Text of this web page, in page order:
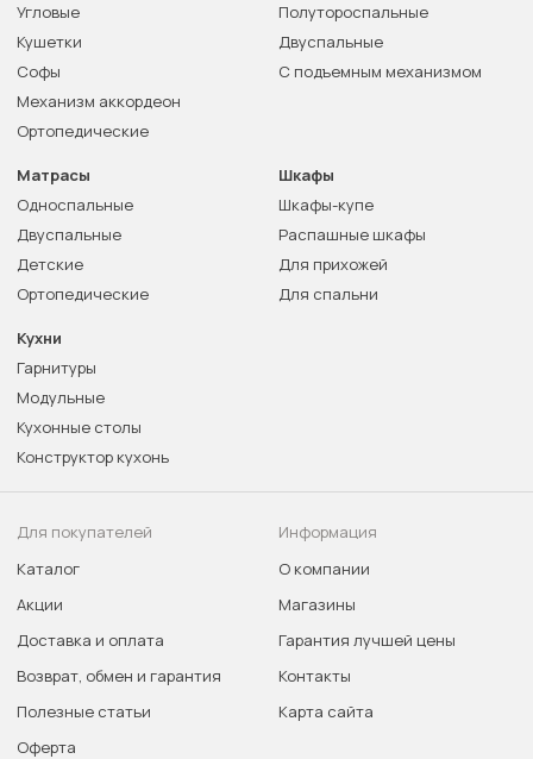
Угловые
Кушетки
Софы
Механизм аккордеон
Ортопедические
Полутороспальные
Двуспальные
С подъемным механизмом
Матрасы
Односпальные
Двуспальные
Детские
Ортопедические
Шкафы
Шкафы-купе
Распашные шкафы
Для прихожей
Для спальни
Кухни
Гарнитуры
Модульные
Кухонные столы
Конструктор кухонь
Для покупателей
Каталог
Акции
Доставка и оплата
Возврат, обмен и гарантия
Полезные статьи
Оферта
Информация
О компании
Магазины
Гарантия лучшей цены
Контакты
Карта сайта